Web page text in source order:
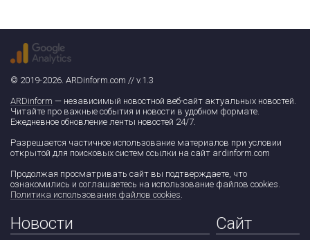
© 2019-2026. ARDinform.com // v.1.3
ARDinform — независимый новостной веб-сайт актуальных новостей.
Читайте про важные события и новости в удобном формате.
Ежедневное обновление ленты новостей 24/7.
Разрешается частичное использование материалов при условии
открытой для поисковых систем ссылки на сайт ardinform.com
Продолжая просматривать сайт вы подтверждаете, что
ознакомились и соглашаетесь на использование файлов cookies.
Политика использования файлов cookies.
Новости Сайт